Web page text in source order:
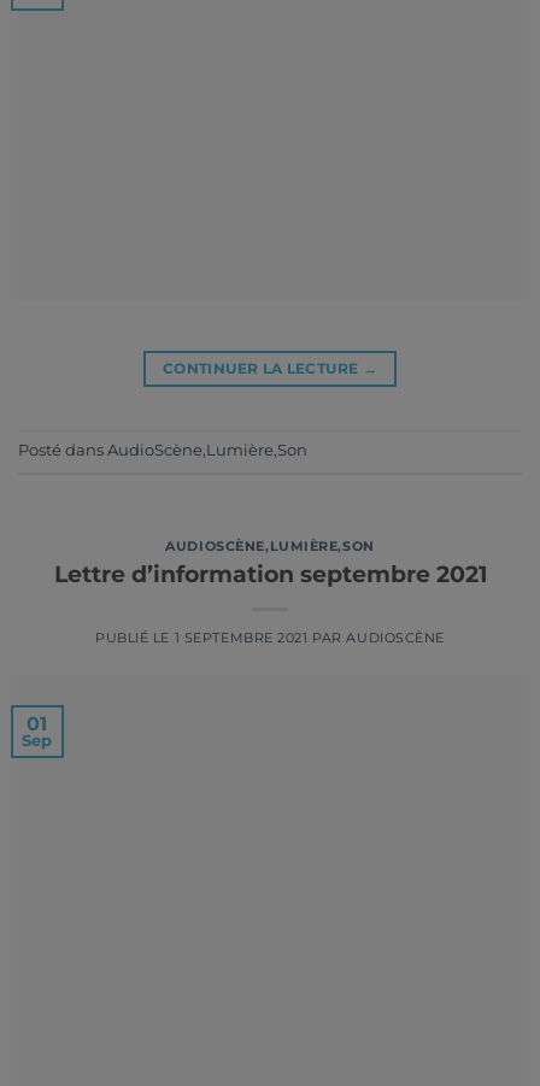
CONTINUER LA LECTURE →
Posté dans AudioScène,Lumière,Son
AUDIOSCÈNE, LUMIÈRE,SON
Lettre d’information septembre 2021
PUBLIÉ LE 1 SEPTEMBRE 2021 PARAUDIOSCÈNE
01
Sep